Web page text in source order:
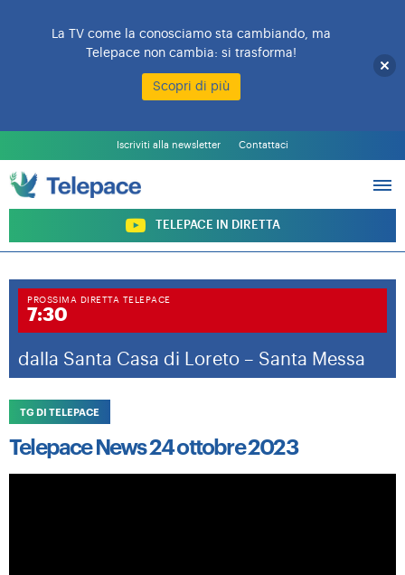
Iscriviti alla newsletter Contattaci
TELEPACE IN DIRETTA
L’EMITTENTE
PALINSESTO
PROGRAMMI
ARCHIVIO PROGRAMMI
SOSTIENI TELEPACE
PROSSIMA DIRETTA TELEPACE
7:30
dalla Santa Casa di Loreto – Santa Messa
TG DI TELEPACE
Telepace News 24 ottobre 2023
La TV come la conosciamo sta cambiando, ma
Telepace non cambia: si trasforma!
Scopri di più